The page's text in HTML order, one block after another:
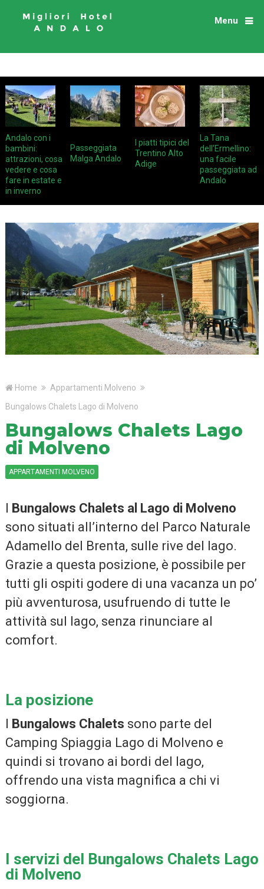
Menu
Andalo con i
bambini:
attrazioni, cosa
vedere e cosa
fare in estate e
in inverno
Passeggiata
Malga Andalo
I piatti tipici del
Trentino Alto
Adige
La Tana
dell’Ermellino:
una facile
passeggiata ad
Andalo
Home
Appartamenti Molveno
Bungalows Chalets Lago di Molveno
Bungalows Chalets Lago
di Molveno
APPARTAMENTI MOLVENO
I Bungalows Chalets al Lago di Molveno
sono situati all’interno del Parco Naturale
Adamello del Brenta, sulle rive del lago.
Grazie a questa posizione, è possibile per
tutti gli ospiti godere di una vacanza un po’
più avventurosa, usufruendo di tutte le
attività sul lago, senza rinunciare al
comfort.
La posizione
I Bungalows Chalets sono parte del
Camping Spiaggia Lago di Molveno e
quindi si trovano ai bordi del lago,
offrendo una vista magnifica a chi vi
soggiorna.
I servizi del Bungalows Chalets Lago
di Molveno